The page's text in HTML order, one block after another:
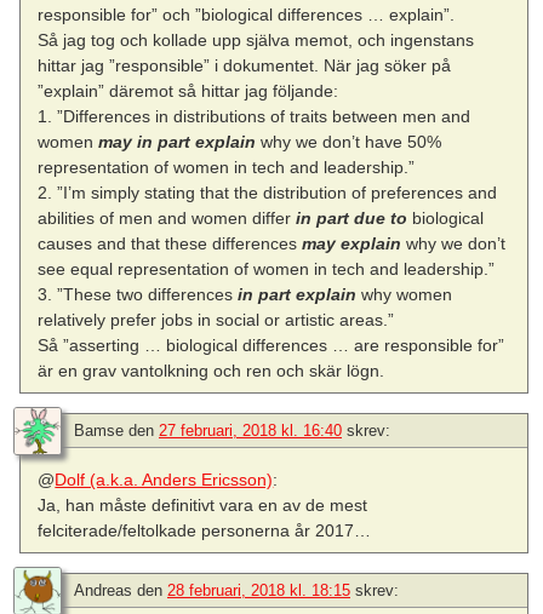
responsible for” och ”biological differences … explain”.
Så jag tog och kollade upp själva memot, och ingenstans
hittar jag ”responsible” i dokumentet. När jag söker på
”explain” däremot så hittar jag följande:
1. ”Differences in distributions of traits between men and
womenmay in part explain why we don’t have 50%
representation of women in tech and leadership.”
2. ”I’m simply stating that the distribution of preferences and
abilities of men and women differin part due to biological
causes and that these differencesmay explain why we don’t
see equal representation of women in tech and leadership.”
3. ”These two differencesin part explain why women
relatively prefer jobs in social or artistic areas.”
Så ”asserting … biological differences … are responsible for”
är en grav vantolkning och ren och skär lögn.
Bamse den 27 februari, 2018 kl. 16:40 skrev:
@Dolf (a.k.a. Anders Ericsson):
Ja, han måste definitivt vara en av de mest
felciterade/feltolkade personerna år 2017…
Andreas den 28 februari, 2018 kl. 18:15 skrev: